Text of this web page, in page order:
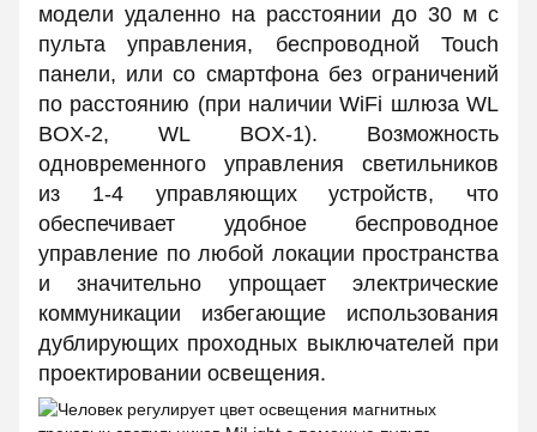
модели удаленно на расстоянии до 30 м с
пульта управления, беспроводной Touch
панели, или со смартфона без ограничений
по расстоянию (при наличии WiFi шлюза WL
BOX-2, WL BOX-1). Возможность
одновременного управления светильников
из 1-4 управляющих устройств, что
обеспечивает удобное беспроводное
управление по любой локации пространства
и значительно упрощает электрические
коммуникации избегающие использования
дублирующих проходных выключателей при
проектировании освещения.